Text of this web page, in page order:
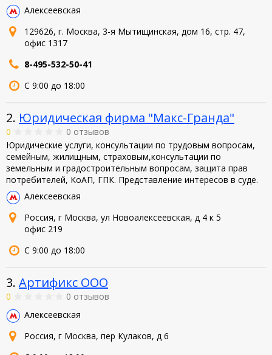
Алексеевская
129626, г. Москва, 3-я Мытищинская, дом 16, стр. 47,
офис 1317
8-495-532-50-41
С 9:00 до 18:00
2. Юридическая фирма "Макс-Гранда"
0
0 отзывов
Юридические услуги, консультации по трудовым вопросам,
семейным, жилищным, страховым,консультации по
земельным и градостроительным вопросам, защита прав
потребителей, КоАП, ГПК. Представление интересов в суде.
Алексеевская
Россия, г Москва, ул Новоалексеевская, д 4 к 5
офис 219
С 9:00 до 18:00
3. Артификс ООО
0
0 отзывов
Алексеевская
Россия, г Москва, пер Кулаков, д 6